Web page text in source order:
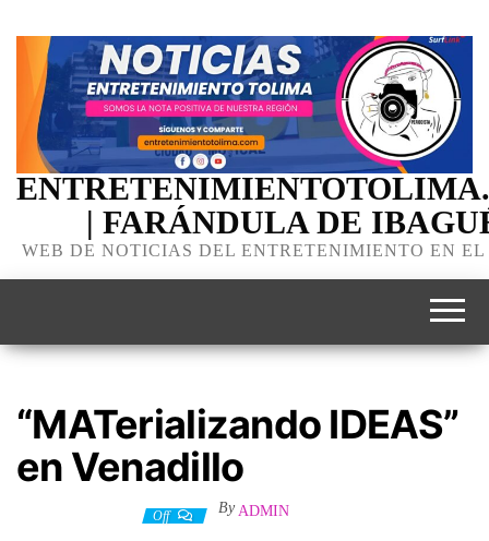
| FARÁNDULA DE
WEB DE NOTICIAS DEL ENTRETENIMIENTO EN
“MATerializando IDEAS”
en Venadillo
Off By ADMIN